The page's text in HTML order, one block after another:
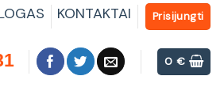
KONTAKTAI Prisijungti
0€